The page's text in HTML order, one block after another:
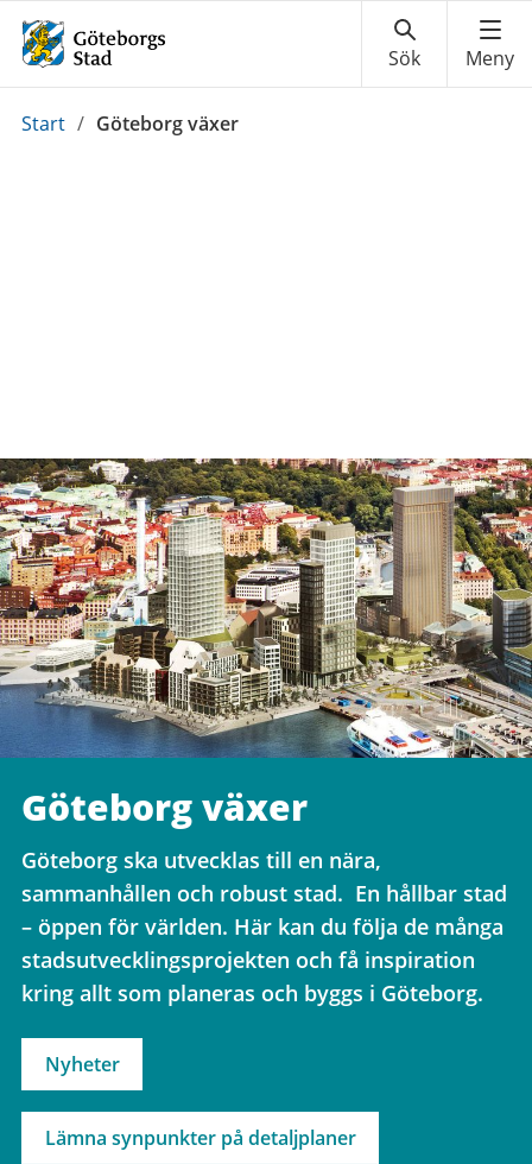
Du
Start / Göteborg växer
Göteborg växer
Göteborg ska utvecklas till en nära,
sammanhållen och robust stad. En hållbar stad
– öppen för världen. Här kan du följa de många
stadsutvecklingsprojekten och få inspiration
kring allt som planeras och byggs i Göteborg.
Nyheter
Lämna synpunkter på detaljplaner